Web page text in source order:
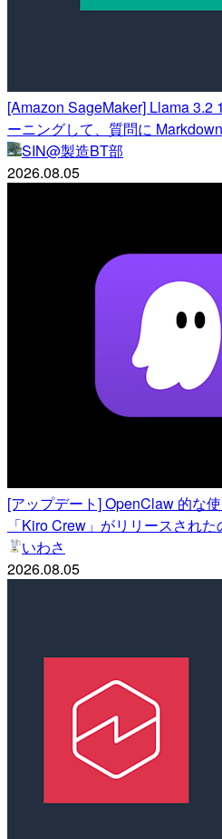
[Amazon SageMaker] Llama 3.2
ーニングして、質問に
SIN@製造BT部
2026.08.05
[アップデート] OpenClaw 的な
「Kiro Crew」がリリースされ
いわさ
2026.08.05